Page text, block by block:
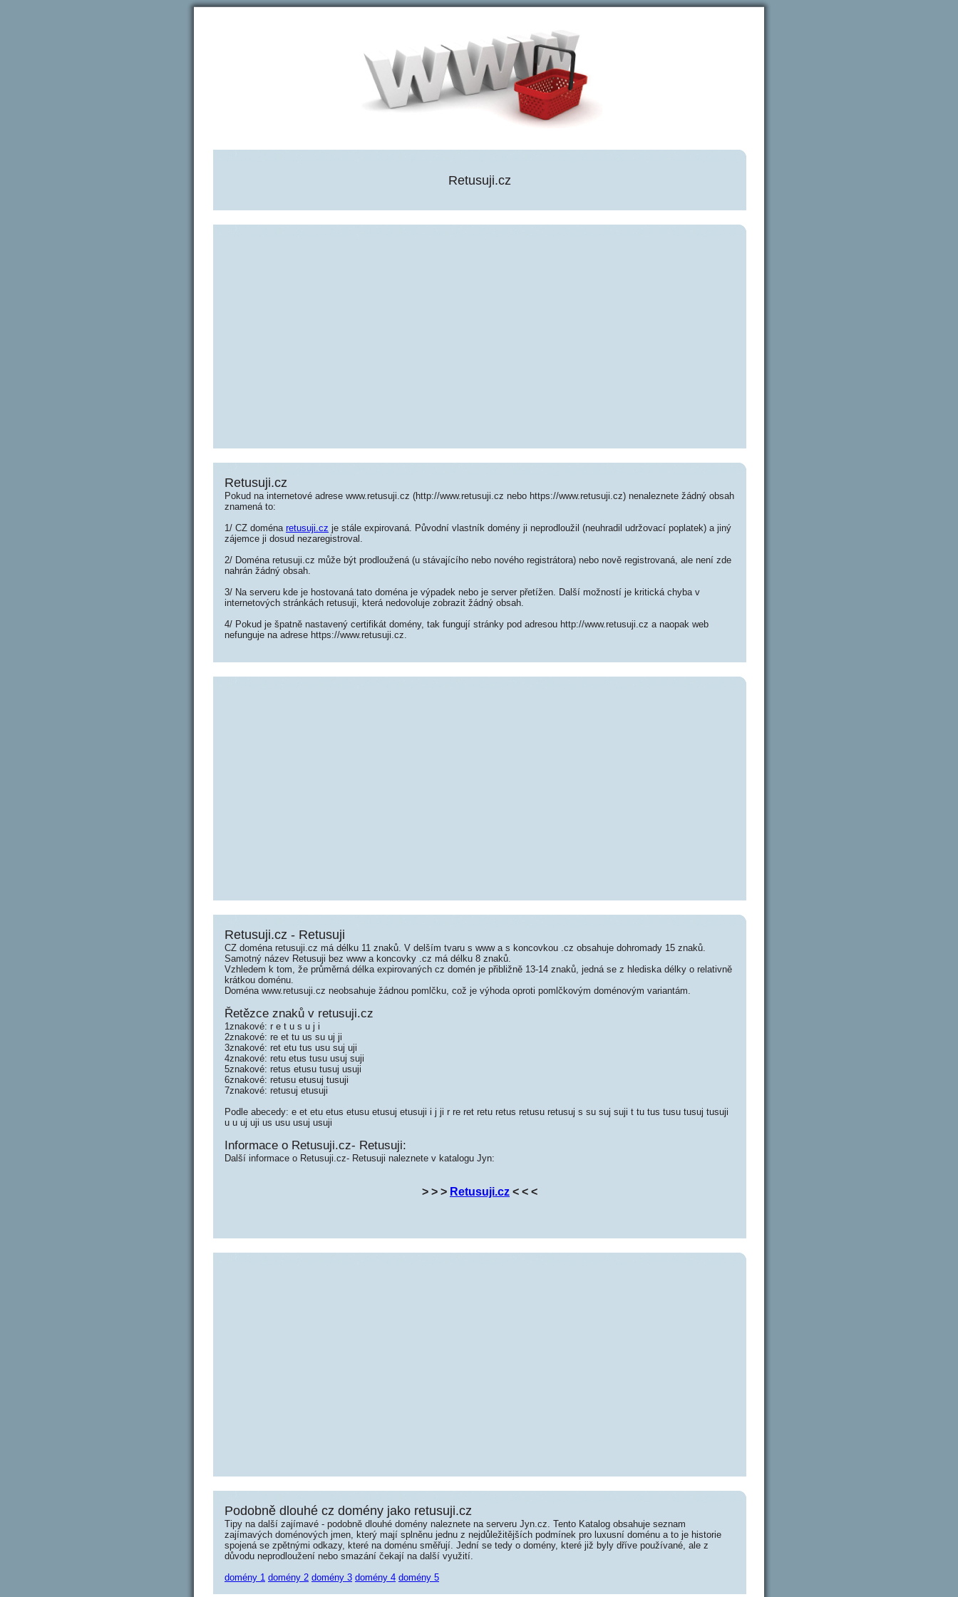
Retusuji.cz
Retusuji.cz
Pokud na internetové adrese www.retusuji.cz (http://www.retusuji.cz nebo https://www.retusuji.cz) nenaleznete žádný obsah
znamená to:
1/ CZ doména retusuji.cz je stále expirovaná. Původní vlastník domény ji neprodloužil (neuhradil udržovací poplatek) a jiný
zájemce ji dosud nezaregistroval.
2/ Doména retusuji.cz může být prodloužená (u stávajícího nebo nového registrátora) nebo nově registrovaná, ale není zde
nahrán žádný obsah.
3/ Na serveru kde je hostovaná tato doména je výpadek nebo je server přetížen. Další možností je kritická chyba v
internetových stránkách retusuji, která nedovoluje zobrazit žádný obsah.
4/ Pokud je špatně nastavený certifikát domény, tak fungují stránky pod adresou http://www.retusuji.cz a naopak web
nefunguje na adrese https://www.retusuji.cz.
Retusuji.cz - Retusuji
CZ doména retusuji.cz má délku 11 znaků. V delším tvaru s www a s koncovkou .cz obsahuje dohromady 15 znaků.
Samotný název Retusuji bez www a koncovky .cz má délku 8 znaků.
Vzhledem k tom, že průměrná délka expirovaných cz domén je přibližně 13-14 znaků, jedná se z hlediska délky o relativně
krátkou doménu.
Doména www.retusuji.cz neobsahuje žádnou pomlčku, což je výhoda oproti pomlčkovým doménovým variantám.
Řetězce znaků v retusuji.cz
1znakové: r e t u s u j i
2znakové: re et tu us su uj ji
3znakové: ret etu tus usu suj uji
4znakové: retu etus tusu usuj suji
5znakové: retus etusu tusuj usuji
6znakové: retusu etusuj tusuji
7znakové: retusuj etusuji
Podle abecedy: e et etu etus etusu etusuj etusuji i j ji r re ret retu retus retusu retusuj s su suj suji t tu tus tusu tusuj tusuji
u u uj uji us usu usuj usuji
Informace o Retusuji.cz- Retusuji:
Další informace o Retusuji.cz- Retusuji naleznete v katalogu Jyn:
> > > Retusuji.cz < < <
Podobně dlouhé cz domény jako retusuji.cz
Tipy na další zajímavé - podobně dlouhé domény naleznete na serveru Jyn.cz. Tento Katalog obsahuje seznam
zajímavých doménových jmen, který mají splněnu jednu z nejdůležitějších podmínek pro luxusní doménu a to je historie
spojená se zpětnými odkazy, které na doménu směřují. Jední se tedy o domény, které již byly dříve používané, ale z
důvodu neprodloužení nebo smazání čekají na další využití.
domény 1 domény 2 domény 3 domény 4 domény 5